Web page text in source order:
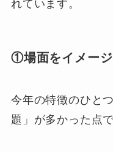
れています。
①場面をイメー
今年の特徴のひと
題」が多かった点